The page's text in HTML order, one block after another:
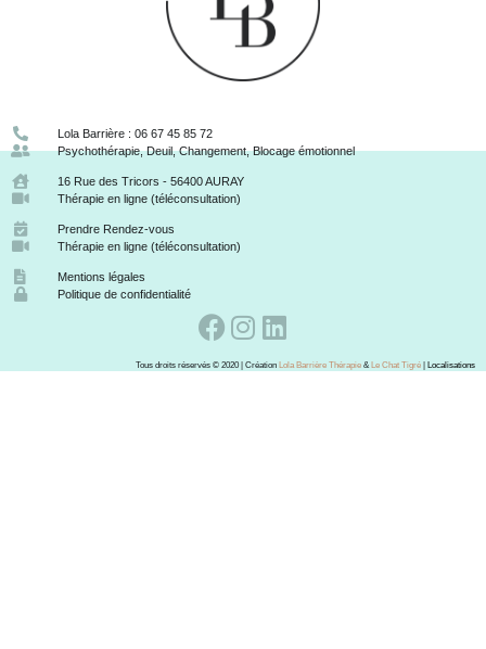
Lola Barrière : 06 67 45 85 72
Psychothérapie, Deuil, Changement, Blocage émotionnel
16 Rue des Tricors - 56400 AURAY
Thérapie en ligne (téléconsultation)
Prendre Rendez-vous
Thérapie en ligne (téléconsultation)
Mentions légales
Politique de confidentialité
Tous droits réservés © 2020 | Création Lola Barrière Thérapie & Le Chat Tigré Localisations